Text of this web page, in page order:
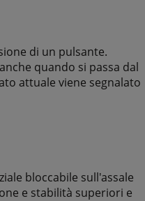
di un pulsante.
quando si passa dal
attuale viene segnalato
bloccabile sull'assale
e stabilità superiori e